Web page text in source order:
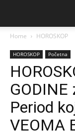
Home HOROSKOP
HOROSKOP Početna
GODINE
Period
VEOMA